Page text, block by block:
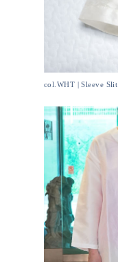
col.WHT | Sleeve Slit